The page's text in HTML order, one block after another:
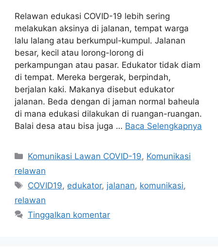
Relawan edukasi COVID-19 lebih sering
melakukan aksinya di jalanan, tempat warga
lalu lalang atau berkumpul-kumpul. Jalanan
besar, kecil atau lorong-lorong di
perkampungan atau pasar. Edukator tidak diam
di tempat. Mereka bergerak, berpindah,
berjalan kaki. Makanya disebut edukator
jalanan. Beda dengan di jaman normal baheula
di mana edukasi dilakukan di ruangan-ruangan.
Balai desa atau bisa juga … Baca Selengkapnya
Kategori
Komunikasi Lawan COVID-19, Komunikasi
relawan
Tag
COVID19, edukator, jalanan, komunikasi,
relawan
Tinggalkan komentar